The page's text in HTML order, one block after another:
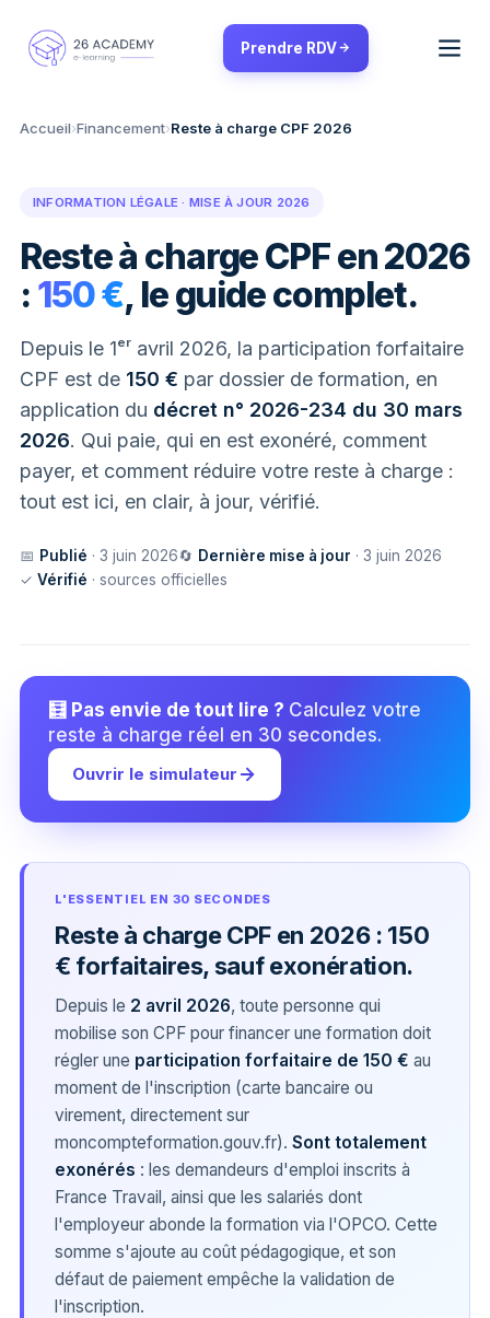
Prendre RDV
Accueil›Financement›Reste à charge CPF 2026
INFORMATION LÉGALE · MISE À JOUR 2026
Reste à charge CPF en 2026
: 150 €, le guide complet.
Depuis le 1ᵉʳ avril 2026, la participation forfaitaire
CPF est de 150 € par dossier de formation, en
application du décret n° 2026-234 du 30 mars
2026. Qui paie, qui en est exonéré, comment
payer, et comment réduire votre reste à charge :
tout est ici, en clair, à jour, vérifié.
📅 Publié · 3 juin 2026🔄 Dernière mise à jour · 3 juin 2026
✓ Vérifié · sources officielles
🧮 Pas envie de tout lire ? Calculez votre
reste à charge réel en 30 secondes.
Ouvrir le simulateur
L'ESSENTIEL EN 30 SECONDES
Reste à charge CPF en 2026 : 150
€ forfaitaires, sauf exonération.
Depuis le 2 avril 2026, toute personne qui
mobilise son CPF pour financer une formation doit
régler une participation forfaitaire de 150 € au
moment de l'inscription (carte bancaire ou
virement, directement sur
moncompteformation.gouv.fr). Sont totalement
exonérés : les demandeurs d'emploi inscrits à
France Travail, ainsi que les salariés dont
l'employeur abonde la formation via l'OPCO. Cette
somme s'ajoute au coût pédagogique, et son
défaut de paiement empêche la validation de
l'inscription.